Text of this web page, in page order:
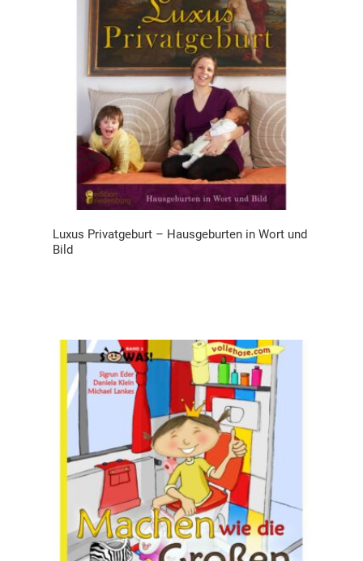
Luxus Privatgeburt – Hausgeburten in Wort und
Bild